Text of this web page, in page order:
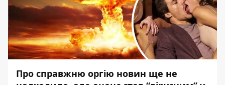
Про справжню оргію новин ще не